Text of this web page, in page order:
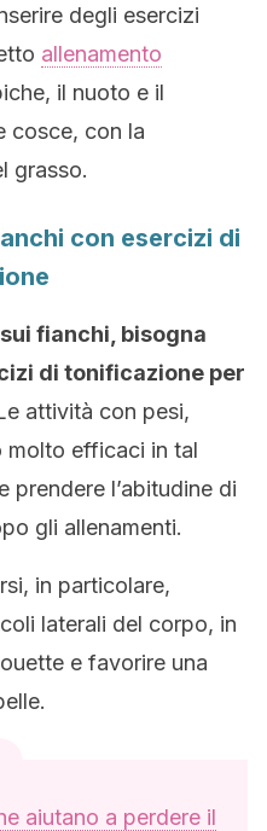
degli esercizi
allenamento
il nuoto e il
cosce, con la
grasso.
con esercizi di
fianchi, bisogna
di tonificazione per
attività con pesi,
molto efficaci in tal
prendere l’abitudine di
gli allenamenti.
in particolare,
laterali del corpo, in
e favorire una
aiutano a perdere il